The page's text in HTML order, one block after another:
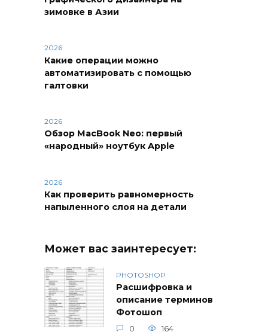
зимовке в Азии
2026
Какие операции можно
автоматизировать с помощью
галтовки
2026
Обзор MacBook Neo: первый
«народный» ноутбук Apple
2026
Как проверить равномерность
напыленного слоя на детали
Может вас заинтересует:
PHOTOSHOP
Расшифровка и
описание терминов
Фотошоп
0 164